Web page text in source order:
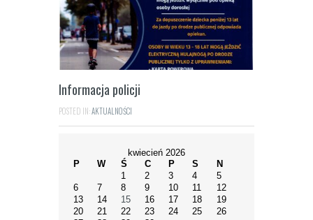
Informacja policji
POSTED IN:AKTUALNOŚCI
kwiecień 2026
P
W Ś C P S
N
1
2 3 4
5
6
7 8 9 10 11
12
13
14 15 16 17 18
19
20
21 22 23 24 25
26